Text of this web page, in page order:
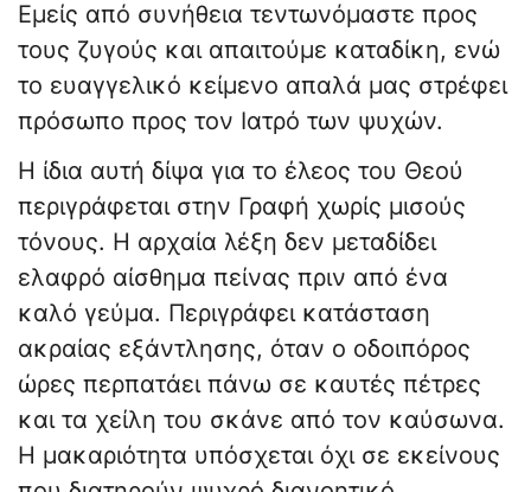
Εμείς από συνήθεια τεντωνόμαστε προς
τους ζυγούς και απαιτούμε καταδίκη, ενώ
το ευαγγελικό κείμενο απαλά μας στρέφει
πρόσωπο προς τον Ιατρό των ψυχών.
Η ίδια αυτή δίψα για το έλεος του Θεού
περιγράφεται στην Γραφή χωρίς μισούς
τόνους. Η αρχαία λέξη δεν μεταδίδει
ελαφρό αίσθημα πείνας πριν από ένα
καλό γεύμα. Περιγράφει κατάσταση
ακραίας εξάντλησης, όταν ο οδοιπόρος
ώρες περπατάει πάνω σε καυτές πέτρες
και τα χείλη του σκάνε από τον καύσωνα.
Η μακαριότητα υπόσχεται όχι σε εκείνους